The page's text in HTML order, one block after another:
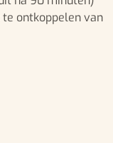
ontkoppelen van